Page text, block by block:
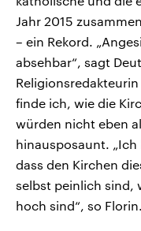
Jahr 2015
– ein Rekord.
absehbar“, sagt
finde ich, wie die
würden nicht eben
hinausposaunt.
dass den Kirchen
selbst peinlich sind,
hoch sind“, so Florin.